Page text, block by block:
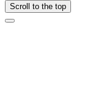
Scroll to the top